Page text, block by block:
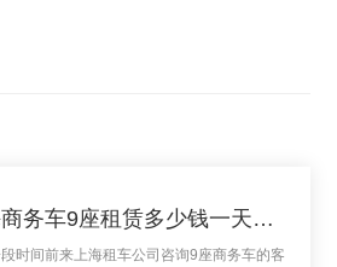
上海商务车9座租赁多少钱一天？9座商务车租赁
时间前来上海租车公司咨询9座商务车的客